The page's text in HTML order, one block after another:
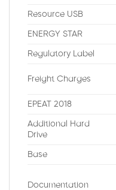
Resource USB
ENERGY STAR
Regulatory Label
Freight Charges
EPEAT 2018
Additional Hard
Drive
Base
Documentation